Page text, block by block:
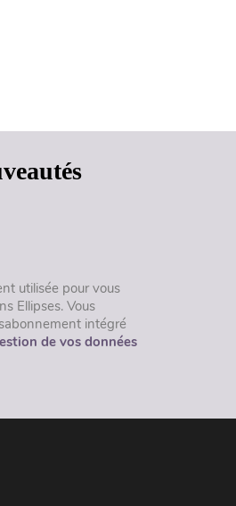
utilisée pour vous
Ellipses. Vous
intégré
de vos données